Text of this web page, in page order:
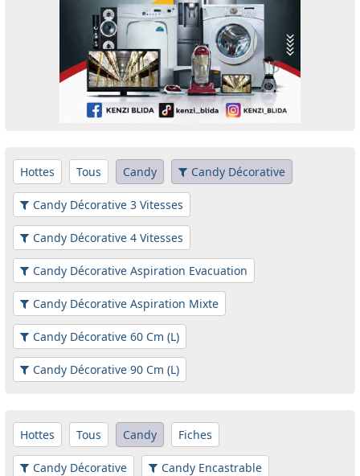
Hottes Tous Candy Candy Décorative
Candy Décorative 3 Vitesses
Candy Décorative 4 Vitesses
Candy Décorative Aspiration Evacuation
Candy Décorative Aspiration Mixte
Candy Décorative 60 Cm (L)
Candy Décorative 90 Cm (L)
Hottes Tous Candy Fiches
Candy Décorative Candy Encastrable